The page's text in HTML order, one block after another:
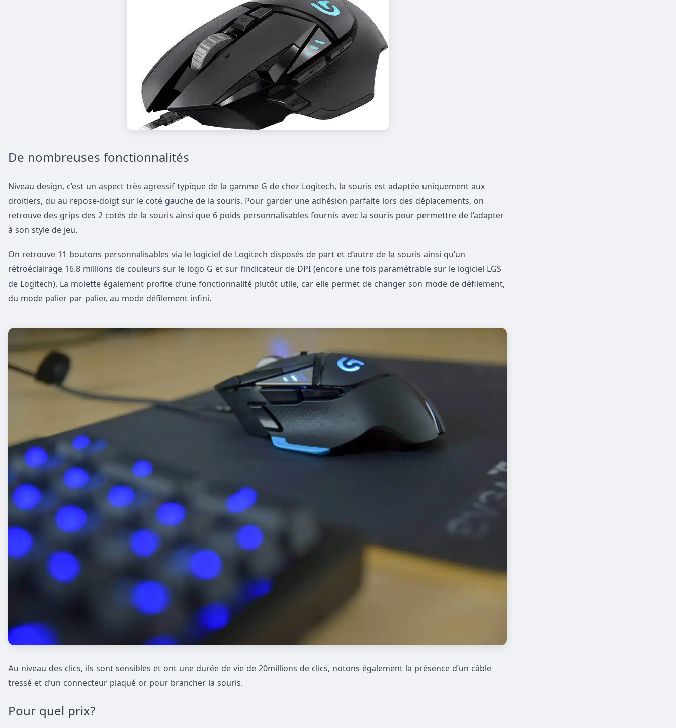
De nombreuses fonctionnalités
Niveau design, c’est un aspect très agressif typique de la gamme G de chez Logitech, la souris est adaptée uniquement aux
droitiers, du au repose-doigt sur le coté gauche de la souris. Pour garder une adhésion parfaite lors des déplacements, on
retrouve des grips des 2 cotés de la souris ainsi que 6 poids personnalisables fournis avec la souris pour permettre de l’adapter
à son style de jeu.
On retrouve 11 boutons personnalisables via le logiciel de Logitech disposés de part et d’autre de la souris ainsi qu’un
rétroéclairage 16.8 millions de couleurs sur le logo G et sur l’indicateur de DPI (encore une fois paramétrable sur le logiciel LGS
de Logitech). La molette également profite d’une fonctionnalité plutôt utile, car elle permet de changer son mode de défilement,
du mode palier par palier, au mode défilement infini.
Au niveau des clics, ils sont sensibles et ont une durée de vie de 20millions de clics, notons également la présence d’un câble
tressé et d’un connecteur plaqué or pour brancher la souris.
Pour quel prix?